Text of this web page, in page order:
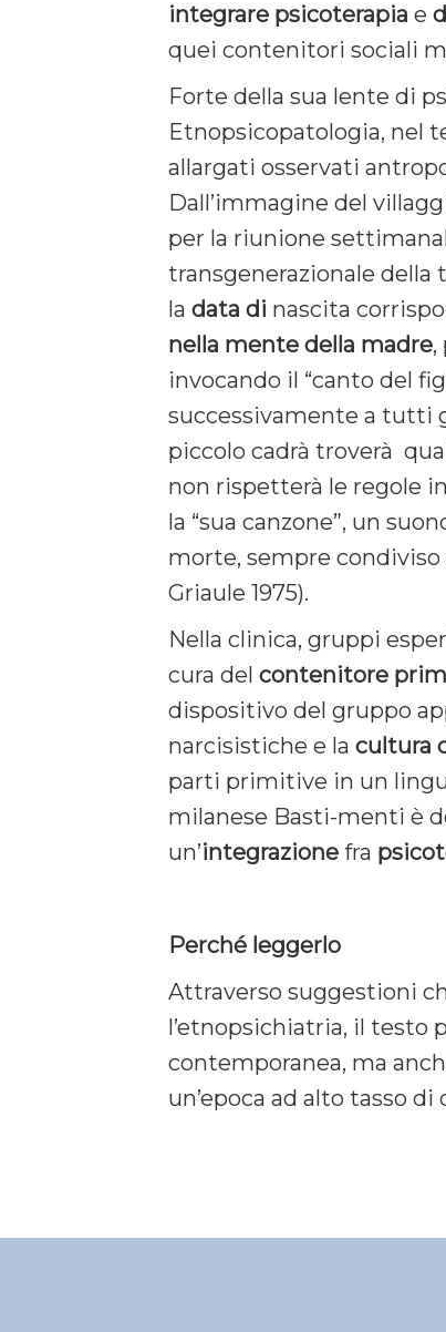
integrare psicoterapia e
quei contenitori sociali
Forte della sua lente di
Etnopsicopatologia, nel
allargati osservati
Dall’immagine del
per la riunione
transgenerazionale della
la data di nascita
nella mente della madre,
invocando il “canto del
successivamente a tutti
piccolo cadrà troverà
non rispetterà le regole
la “sua canzone”, un
morte, sempre condiviso
Griaule 1975).
Nella clinica, gruppi
cura del contenitore
dispositivo del gruppo
narcisistiche e la cultura
parti primitive in un
milanese Basti-menti è
un’integrazione fra
Perché leggerlo
Attraverso suggestioni
l’etnopsichiatria, il testo
contemporanea, ma
un’epoca ad alto tasso di